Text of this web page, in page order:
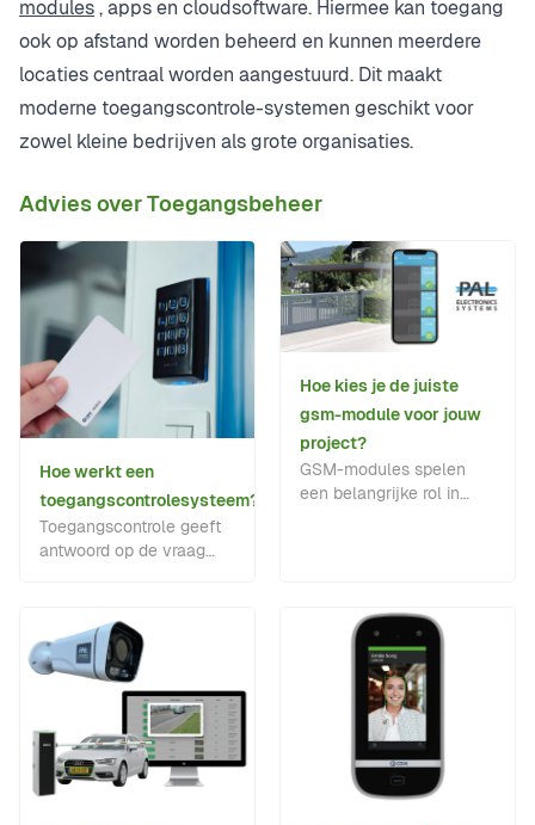
modules, apps en cloudsoftware. Hiermee kan toegang
ook op afstand worden beheerd en kunnen meerdere
locaties centraal worden aangestuurd. Dit maakt
moderne toegangscontrole-systemen geschikt voor
zowel kleine bedrijven als grote organisaties.
Advies over Toegangsbeheer
Hoe werkt een
toegangscontrolesysteem?
Toegangscontrole geeft
antwoord op de vraag
mag betreden.
Hoe kies je de juiste
gsm-module voor jouw
project?
GSM-modules spelen
een belangrijke rol in